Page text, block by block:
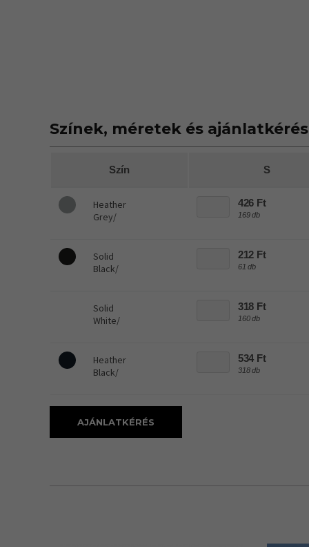
Színek, méretek és ajánlatkérés
Szín S
Heather
Grey/
426 Ft
169 db
Solid
Black/
212 Ft
61 db
Solid
White/
318 Ft
160 db
Heather
Black/
534 Ft
318 db
AJÁNLATKÉRÉS